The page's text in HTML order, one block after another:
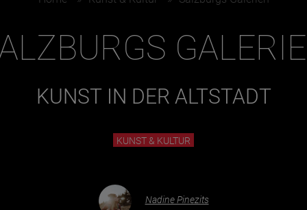
KUNST IN DER ALTSTADT
KUNST & KULTUR
Nadine Pinezits